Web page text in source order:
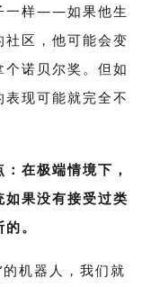
一样——如果他生
区，他可能会变
诺贝尔奖。但如
现可能就完全不
在极端情境下，
果没有接受过类
。
机器人，我们就